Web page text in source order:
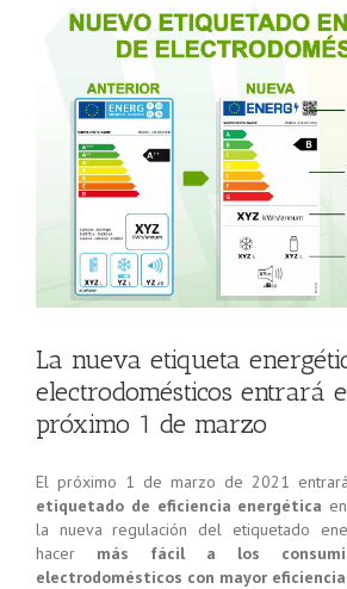
La nueva etiqueta
electrodomésticos entrará
próximo 1 de marzo
El próximo 1 de marzo de 2021
etiquetado de eficiencia energética
la nueva regulación del etiquetado
hacer más fácil a los
electrodomésticos con mayor